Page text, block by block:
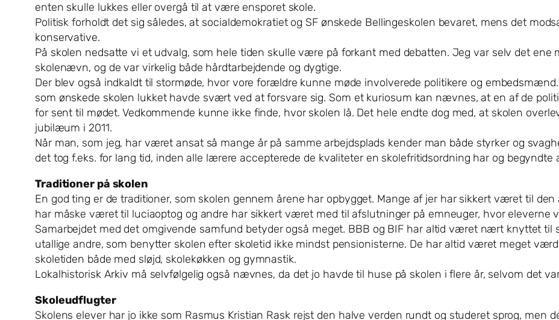
enten skulle lukkes eller overgå til at være ensporet skole.
Politisk forholdt det sig således, at socialdemokratiet og SF ønskede Bellingeskolen bevaret, mens det
konservative.
På skolen nedsatte vi et udvalg, som hele tiden skulle være på forkant med debatten. Jeg var selv det ene
skolenævn, og de var virkelig både hårdtarbejdende og dygtige.
Der blev også indkaldt til stormøde, hvor vore forældre kunne møde involverede politikere og
som ønskede skolen lukket havde svært ved at forsvare sig. Som et kuriosum kan nævnes, at en af de
for sent til mødet. Vedkommende kunne ikke finde, hvor skolen lå. Det hele endte dog med, at skolen
jubilæum i 2011.
Når man, som jeg, har været ansat så mange år på samme arbejdsplads kender man både styrker og
det tog f.eks. for lang tid, inden alle lærere accepterede de kvaliteter en skolefritidsordning har og
Traditioner på skolen
En god ting er de traditioner, som skolen gennem årene har opbygget. Mange af jer har sikkert været til
har måske været til luciaoptog og andre har sikkert været med til afslutninger på emneuger, hvor eleverne
Samarbejdet med det omgivende samfund betyder også meget. BBB og BIF har altid været nært knyttet til
utallige andre, som benytter skolen efter skoletid ikke mindst pensionisterne. De har altid været meget
skoletiden både med sløjd, skolekøkken og gymnastik.
Lokalhistorisk Arkiv må selvfølgelig også nævnes, da det jo havde til huse på skolen i flere år, selvom det
Skoleudflugter
Skolens elever har jo ikke som Rasmus Kristian Rask rejst den halve verden rundt og studeret sprog, men